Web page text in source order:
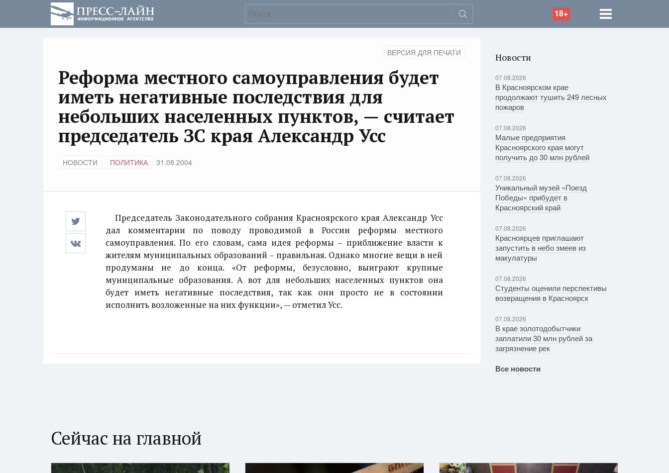
18+
ВЕРСИЯ ДЛЯ ПЕЧАТИ
Реформа местного самоуправления будет
иметь негативные последствия для
небольших населенных пунктов, — считает
председатель ЗС края Александр Усс
НОВОСТИ ПОЛИТИКА 31.08.2004
Председатель Законодательного собрания Красноярского края Александр Усс
дал комментарии по поводу проводимой в России реформы местного
самоуправления. По его словам, сама идея реформы – приближение власти к
жителям муниципальных образований – правильная. Однако многие вещи в ней
продуманы не до конца. «От реформы, безусловно, выиграют крупные
муниципальные образования. А вот для небольших населенных пунктов она
будет иметь негативные последствия, так как они просто не в состоянии
исполнить возложенные на них функции», — отметил Усс.
Новости
07.08.2026
В Красноярском крае
продолжают тушить 249 лесных
пожаров
07.08.2026
Малые предприятия
Красноярского края могут
получить до 30 млн рублей
07.08.2026
Уникальный музей «Поезд
Победы» прибудет в
Красноярский край
07.08.2026
Красноярцев приглашают
запустить в небо змеев из
макулатуры
07.08.2026
Студенты оценили перспективы
возвращения в Красноярск
07.08.2026
В крае золотодобытчики
заплатили 30 млн рублей за
загрязнение рек
Все новости
Сейчас на главной